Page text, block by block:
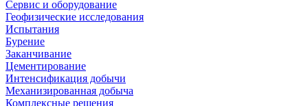
Сервис и оборудование
Геофизические исследования
Испытания
Бурение
Заканчивание
Цементирование
Интенсификация добычи
Механизированная добыча
Комплексные решения